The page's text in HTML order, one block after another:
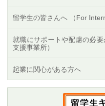
留学生の皆さんへ （For
就職にサポートや配慮の必
支援事業所）
起業に関心がある方へ